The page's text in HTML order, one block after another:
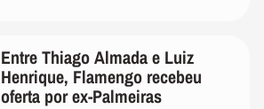
Entre Thiago Almada e Luiz
Henrique, Flamengo recebeu
oferta por ex-Palmeiras